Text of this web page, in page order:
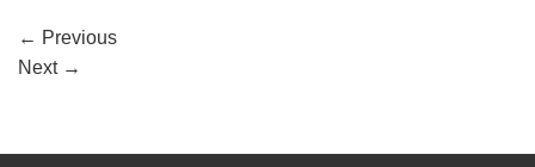
← Previous
Next →